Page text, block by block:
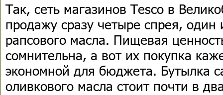
Так, сеть магазинов Тesco в
продажу сразу четыре спрея, один
рапсового масла. Пищевая
сомнительна, а вот их покупка
экономной для бюджета. Бутылка
оливкового масла стоит почти в